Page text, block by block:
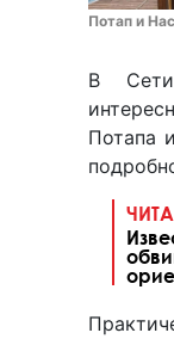
Потап и
В Сети
Потапа